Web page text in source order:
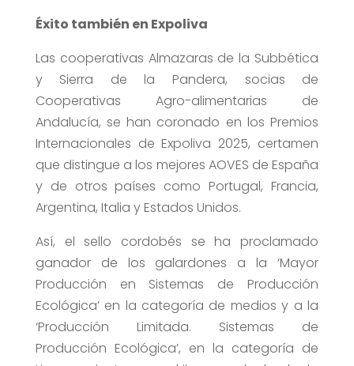
Éxito también en Expoliva
Las cooperativas Almazaras de la Subbética
y Sierra de la Pandera, socias de
Cooperativas Agro-alimentarias de
Andalucía, se han coronado en los Premios
Internacionales de Expoliva 2025, certamen
que distingue a los mejores AOVES de España
y de otros países como Portugal, Francia,
Argentina, Italia y Estados Unidos.
Así, el sello cordobés se ha proclamado
ganador de los galardones a la ‘Mayor
Producción en Sistemas de Producción
Ecológica’ en la categoría de medios y a la
‘Producción Limitada. Sistemas de
Producción Ecológica’, en la categoría de